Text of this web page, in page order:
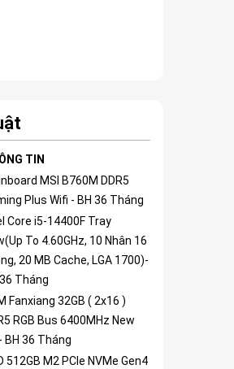
TIN
MSI B760M DDR5
Plus Wifi - BH 36 Tháng
Core i5-14400F Tray
To 4.60GHz, 10 Nhân 16
20 MB Cache, LGA 1700)-
Tháng
Fanxiang 32GB ( 2x16 )
RGB Bus 6400MHz New
BH 36 Tháng
512GB M2 PCIe NVMe Gen4